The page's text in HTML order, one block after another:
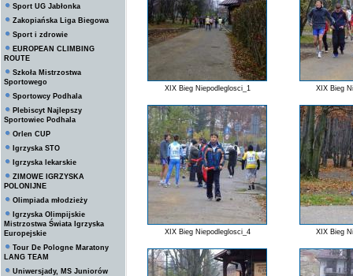
Sport UG Jabłonka
Zakopiańska Liga Biegowa
Sport i zdrowie
EUROPEAN CLIMBING
ROUTE
Szkoła Mistrzostwa
Sportowego
Sportowcy Podhala
Plebiscyt Najlepszy
Sportowiec Podhala
Orlen CUP
Igrzyska STO
Igrzyska lekarskie
ZIMOWE IGRZYSKA
POLONIJNE
Olimpiada młodzieży
Igrzyska Olimpijskie
Mistrzostwa Świata Igrzyska
Europejskie
Tour De Pologne Maratony
LANG TEAM
Uniwersjady, MS Juniorów
XIX Bieg Niepodleglosci_1 XIX Bieg
XIX Bieg Niepodleglosci_4 XIX Bieg